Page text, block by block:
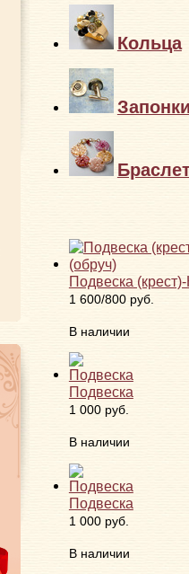
Кольца
Подвеска
1 600/800 руб.
В наличии
Подвеска
1 000 руб.
В наличии
Подвеска
1 000 руб.
В наличии